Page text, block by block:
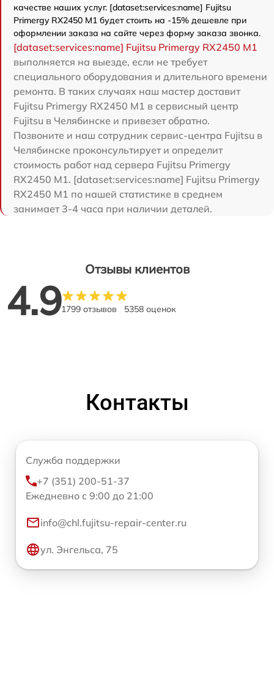
качестве наших услуг. [dataset:services:name] Fujitsu
Primergy RX2450 M1 будет стоить на -15% дешевле при
оформлении заказа на сайте через форму заказа звонка.
[dataset:services:name] Fujitsu Primergy RX2450 M1
выполняется на выезде, если не требует
специального оборудования и длительного времени
ремонта. В таких случаях наш мастер доставит
Fujitsu Primergy RX2450 M1 в сервисный центр
Fujitsu в Челябинске и привезет обратно.
Позвоните и наш сотрудник сервис-центра Fujitsu в
Челябинске проконсультирует и определит
стоимость работ над сервера Fujitsu Primergy
RX2450 M1. [dataset:services:name] Fujitsu Primergy
RX2450 M1 по нашей статистике в среднем
занимает 3-4 часа при наличии деталей.
Отзывы клиентов
4.91799 отзывов 5358 оценок
Контакты
Служба поддержки
+7 (351) 200-51-37
Ежедневно с 9:00 до 21:00
info@chl.fujitsu-repair-center.ru
ул. Энгельса, 75